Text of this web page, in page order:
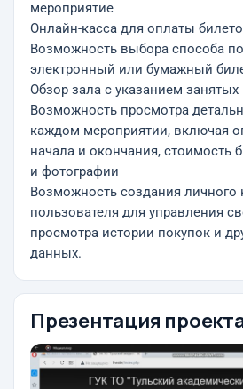
мероприятие
Онлайн-касса для оплаты
Возможность выбора способа
электронный или бумажный
Обзор зала с указанием
Возможность просмотра
каждом мероприятии, включая
начала и окончания, стоимость
и фотографии
Возможность создания личного
пользователя для управления
просмотра истории покупок и
данных.
Презентация